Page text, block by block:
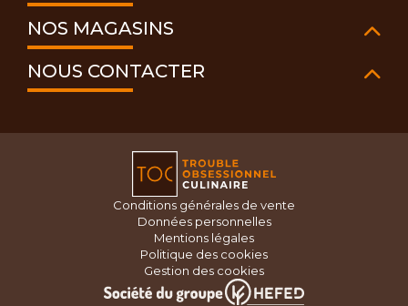
NOS MAGASINS
NOUS CONTACTER
Conditions générales de vente
Données personnelles
Mentions légales
Politique des cookies
Gestion des cookies